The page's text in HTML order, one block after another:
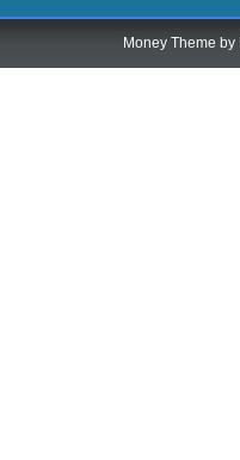
Money Theme by